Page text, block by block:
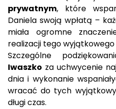
prywatnym, które
Daniela swoją wpłatą –
miała ogromne
realizacji tego wyjątkowego
Szczególne
Iwaszko za uchwycenie
dnia i wykonanie
wracać do tych
długi czas.